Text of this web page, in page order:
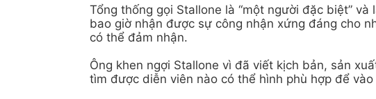
Tổng thống gọi Stallone là “một người đặc biệt”
bao giờ nhận được sự công nhận xứng đáng cho
có thể đảm nhận.
Ông khen ngợi Stallone vì đã viết kịch bản, sản
tìm được diễn viên nào có thể hình phù hợp để